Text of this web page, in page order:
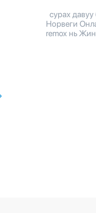
сурах
Норвеги
remox нь